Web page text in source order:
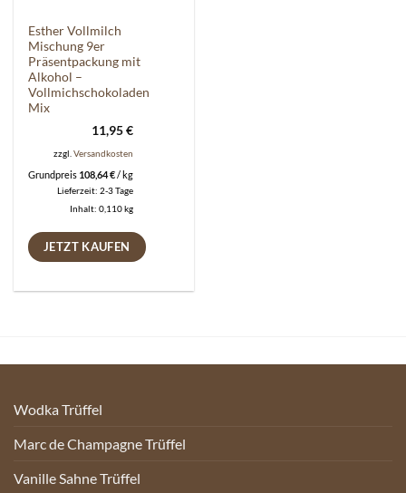
Esther Vollmilch
Mischung 9er
Präsentpackung mit
Alkohol –
Vollmichschokoladen
Mix
11,95€
zzgl.Versandkosten
Grundpreis 108,64€/kg
Lieferzeit:2-3 Tage
Inhalt: 0,110kg
JETZT KAUFEN
Wodka Trüffel
Marc de Champagne Trüffel
Vanille Sahne Trüffel